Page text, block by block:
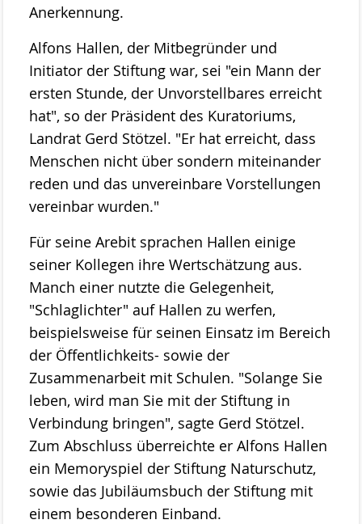
Projektdokumentation
Wildblumenprogramm
Veröffentlichungen
Naturschätze im Landkreis Diepholz
Fliegende Edelsteine
Projekte
ab 2023 MOOSland
ab 2018 NRSP-CANAPE
ab 2013 DBU-Projekt
ab 2009 Ausstellung der Stiftung Naturschutz
Meldungen
Über uns
Geschäftsstelle
Die Gremien der Stiftung Naturschutz
Der Vorstand
Das Kuratorium
Anerkennung.
Alfons Hallen, der Mitbegründer und
Initiator der Stiftung war, sei "ein Mann der
ersten Stunde, der Unvorstellbares erreicht
hat", so der Präsident des Kuratoriums,
Landrat Gerd Stötzel. "Er hat erreicht, dass
Menschen nicht über sondern miteinander
reden und das unvereinbare Vorstellungen
vereinbar wurden."
Für seine Arebit sprachen Hallen einige
seiner Kollegen ihre Wertschätzung aus.
Manch einer nutzte die Gelegenheit,
"Schlaglichter" auf Hallen zu werfen,
beispielsweise für seinen Einsatz im Bereich
der Öffentlichkeits- sowie der
Zusammenarbeit mit Schulen. "Solange Sie
leben, wird man Sie mit der Stiftung in
Verbindung bringen", sagte Gerd Stötzel.
Zum Abschluss überreichte er Alfons Hallen
ein Memoryspiel der Stiftung Naturschutz,
sowie das Jubiläumsbuch der Stiftung mit
einem besonderen Einband.